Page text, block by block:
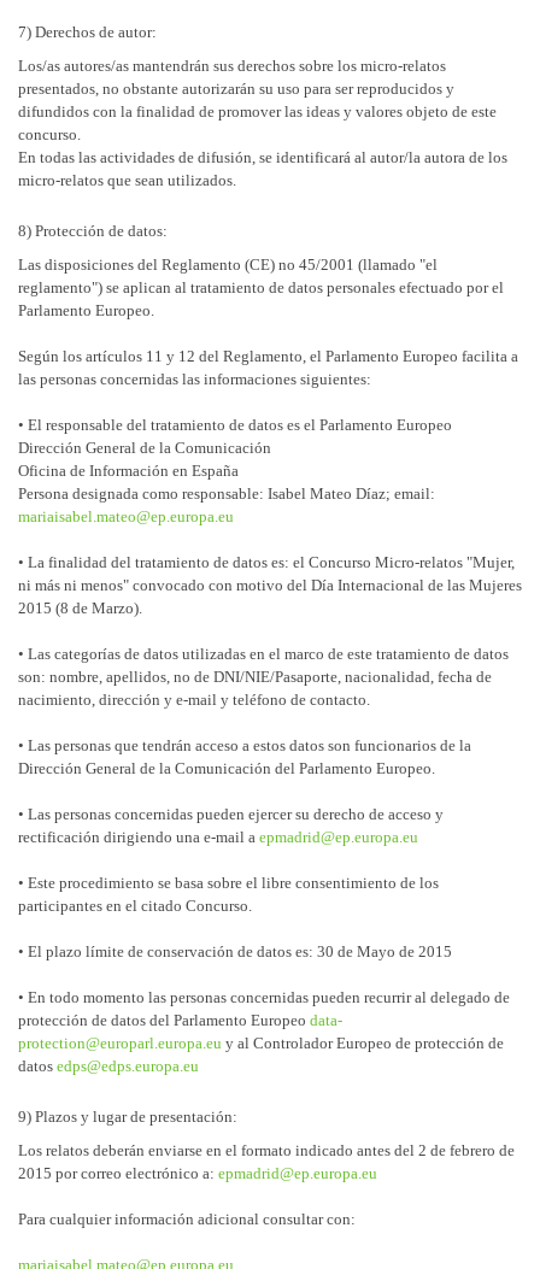
7) Derechos de autor:
Los/as autores/as mantendrán sus derechos sobre los micro-relatos
presentados, no obstante autorizarán su uso para ser reproducidos y
difundidos con la finalidad de promover las ideas y valores objeto de este
concurso.
En todas las actividades de difusión, se identificará al autor/la autora de los
micro-relatos que sean utilizados.
8) Protección de datos:
Las disposiciones del Reglamento (CE) no 45/2001 (llamado "el
reglamento") se aplican al tratamiento de datos personales efectuado por el
Parlamento Europeo.
Según los artículos 11 y 12 del Reglamento, el Parlamento Europeo facilita a
las personas concernidas las informaciones siguientes:
• El responsable del tratamiento de datos es el Parlamento Europeo
Dirección General de la Comunicación
Oficina de Información en España
Persona designada como responsable: Isabel Mateo Díaz; email:
mariaisabel.mateo@ep.europa.eu
• La finalidad del tratamiento de datos es: el Concurso Micro-relatos "Mujer,
ni más ni menos" convocado con motivo del Día Internacional de las Mujeres
2015 (8 de Marzo).
• Las categorías de datos utilizadas en el marco de este tratamiento de datos
son: nombre, apellidos, no de DNI/NIE/Pasaporte, nacionalidad, fecha de
nacimiento, dirección y e-mail y teléfono de contacto.
• Las personas que tendrán acceso a estos datos son funcionarios de la
Dirección General de la Comunicación del Parlamento Europeo.
• Las personas concernidas pueden ejercer su derecho de acceso y
rectificación dirigiendo una e-mail a epmadrid@ep.europa.eu
• Este procedimiento se basa sobre el libre consentimiento de los
participantes en el citado Concurso.
• El plazo límite de conservación de datos es: 30 de Mayo de 2015
• En todo momento las personas concernidas pueden recurrir al delegado de
protección de datos del Parlamento Europeo data-
protection@europarl.europa.eu y al Controlador Europeo de protección de
datos edps@edps.europa.eu
9) Plazos y lugar de presentación:
Los relatos deberán enviarse en el formato indicado antes del 2 de febrero de
2015 por correo electrónico a: epmadrid@ep.europa.eu
Para cualquier información adicional consultar con:
mariaisabel.mateo@ep.europa.eu